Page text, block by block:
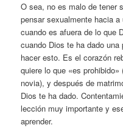
O sea, no es malo de tener
pensar sexualmente hacia
cuando es afuera de lo que
cuando Dios te ha dado
hacer esto. Es el corazón
quiere lo que «es
novia), y después de
Dios te ha dado.
lección muy importante y
aprender.